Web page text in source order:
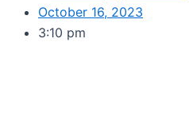
October 16, 2023
3:10 pm